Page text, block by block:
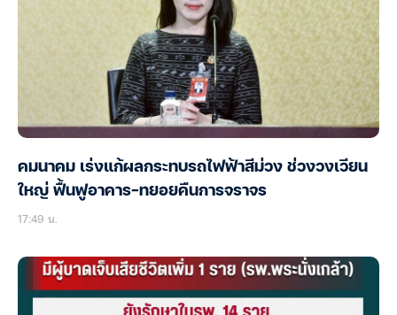
คมนาคม เร่งแก้ผลกระทบรถไฟฟ้าสีม่วง ช่วงวงเวียน
ใหญ่ ฟื้นฟูอาคาร-ทยอยคืนการจราจร
17:49 น.